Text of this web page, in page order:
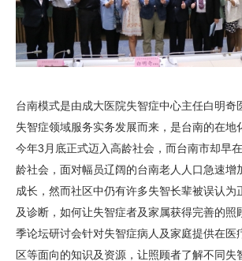
台南模式是由成大医院失智症中心主任白明奇
失智症领域服务实务发展而来，是台南的在地
今年3月底正式迈入高龄社会，而台南市却早
龄社会，面对幅员辽阔的台南老人人口急速增
成长，然而社区中仍有许多失智长辈被误认为
及诊断，如何让失智症者及家属获得完善的照
季论坛研讨会针对失智症病人及家庭提供在医
区等面向的知识及资源，让照顾者了解不同失